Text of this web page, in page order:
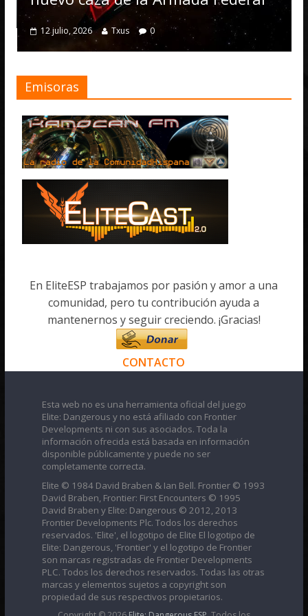
Txus 0
Emisoras
En EliteESP trabajamos por pasión y amor a una
comunidad, pero tu contribución ayuda a
mantenernos y seguir creciendo. ¡Gracias!
CONTACTO
Esta web no es una herramienta oficial del juego
Elite: Dangerous y no está afiliado con Frontier
Developments ni con sus asociados. Toda la
información ofrecida está basada en información
disponible públicamente y puede no ser
completamente correcta.
Elite © 1984 David Braben & Ian Bell. Frontier © 1993
David Braben, Frontier: First Encounters © 1995
David Braben y Elite: Dangerous © 2012, 2013
Frontier Developments Plc. Todos los derechos
reservados. 'Elite', el logotipo de Elite El logotipo de
Elite: Dangerous, 'Frontier' y el logotipo de Frontier
son marcas registradas de Frontier Developments
PLC. Todos los derechos reservados. Todas las otras
marcas y elementos sujetos a copyright son
propiedad de sus respectivos propietarios.